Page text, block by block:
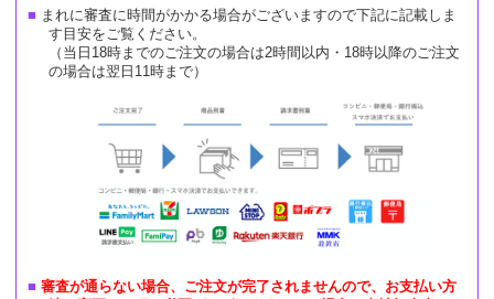
まれに審査に時間がかかる場合がございますので下記に記載しま
す目安をご覧ください。
（当日18時までのご注文の場合は2時間以内・18時以降のご注文
の場合は翌日11時まで）
審査が通らない場合、ご注文が完了されませんので、お支払い方